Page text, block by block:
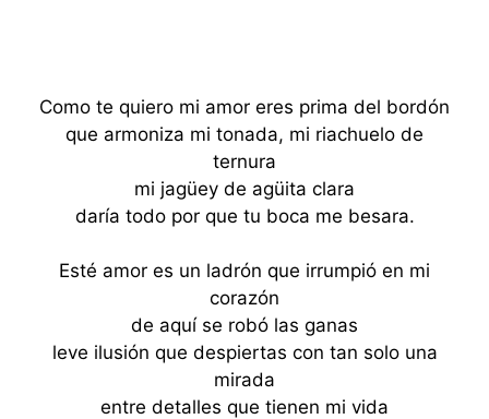
Como te quiero mi amor eres prima del bordón
que armoniza mi tonada, mi riachuelo de
ternura
mi jagüey de agüita clara
daría todo por que tu boca me besara.
Esté amor es un ladrón que irrumpió en mi
corazón
de aquí se robó las ganas
leve ilusión que despiertas con tan solo una
mirada
entre detalles que tienen mi vida